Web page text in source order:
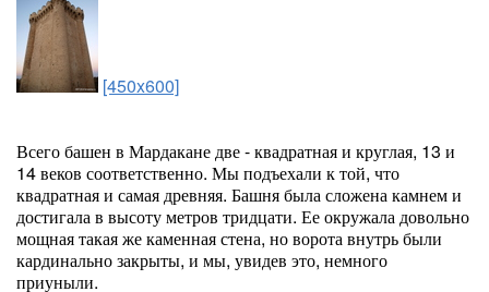
[450x600]
Всего башен в Мардакане две - квадратная и круглая, 13 и
14 веков соответственно. Мы подъехали к той, что
квадратная и самая древняя. Башня была сложена камнем и
достигала в высоту метров тридцати. Ее окружала довольно
мощная такая же каменная стена, но ворота внутрь были
кардинально закрыты, и мы, увидев это, немного
приуныли.